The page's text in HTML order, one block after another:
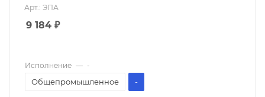
Арт.: ЭПА
9 184 ₽
Исполнение — -
Общепромышленное -